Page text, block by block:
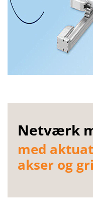
Netværk
med
akser og